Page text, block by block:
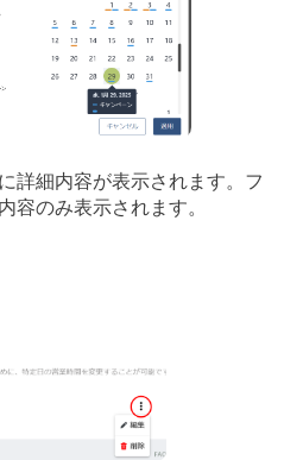
詳細内容が表示されます。フ
容のみ表示されます。